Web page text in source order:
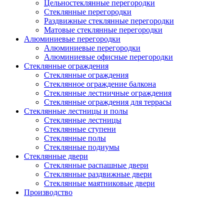
Цельностеклянные перегородки
Cтеклянные перегородки
Раздвижные стеклянные перегородки
Матовые стеклянные перегородки
Алюминиевые перегородки
Алюминиевые перегородки
Алюминиевые офисные перегородки
Стеклянные ограждения
Стеклянные ограждения
Стеклянное ограждение балкона
Стеклянные лестничные ограждения
Стеклянные ограждения для террасы
Стеклянные лестницы и полы
Стеклянные лестницы
Стеклянные ступени
Стеклянные полы
Стеклянные подиумы
Стеклянные двери
Стеклянные распашные двери
Стеклянные раздвижные двери
Стеклянные маятниковые двери
Производство